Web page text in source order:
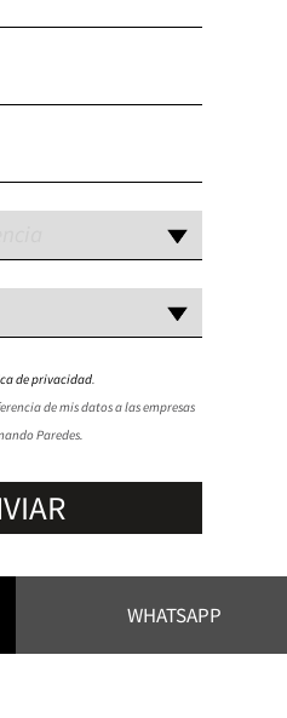
de privacidad
de mis datos a las empresas
Paredes.
WHATSAPP